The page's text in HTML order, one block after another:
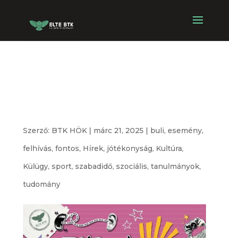
Szerző: BTK HÖK| márc 21, 2025 | buli, esemény,
felhívás, fontos, Hírek, jótékonyság, Kultúra,
Külügy, sport, szabadidő, szociális, tanulmányok,
tudomány